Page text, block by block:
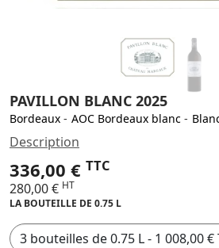
PAVILLON BLANC 2025
Bordeaux - AOC Bordeaux blanc -
Description
336,00 € TTC
280,00 € HT
LA BOUTEILLE DE 0.75 L